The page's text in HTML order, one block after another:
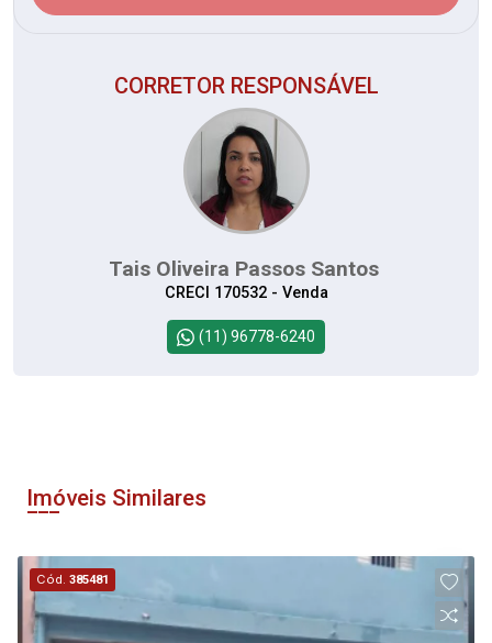
CORRETOR RESPONSÁVEL
Tais Oliveira Passos Santos
CRECI 170532 - Venda
(11) 96778-6240
Imóveis Similares
Cód.385481